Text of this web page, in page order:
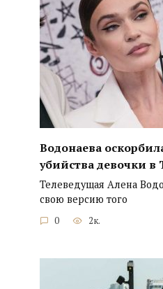
Водонаева
убийства девочки
Телеведущая Алена
свою версию того
0 2к.